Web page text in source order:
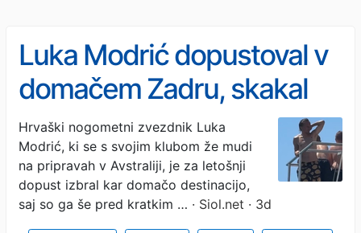
Luka Modrić dopustoval v
domačem Zadru, skakal
tudi z najvišje skakalnice
Hrvaški nogometni zvezdnik Luka
Modrić, ki se s svojim klubom že mudi
na pripravah v Avstraliji, je za letošnji
dopust izbral kar domačo destinacijo,
saj so ga še pred kratkim … · Siol.net · 3d